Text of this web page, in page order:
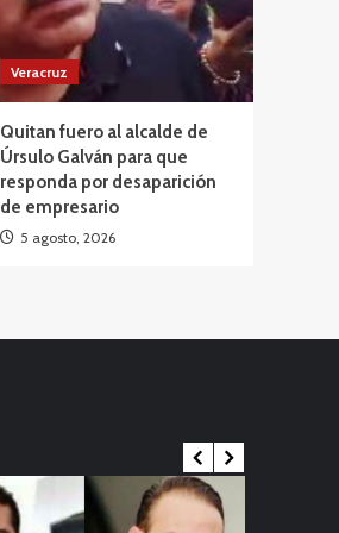
Veracruz
Quitan fuero al alcalde de
Úrsulo Galván para que
responda por desaparición
de empresario
5 agosto, 2026